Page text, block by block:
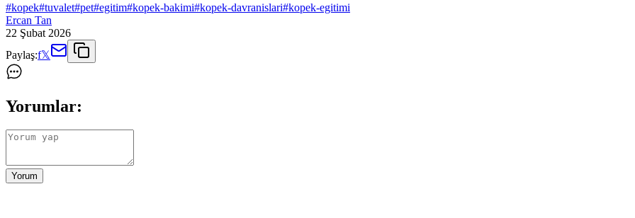
#kopek#tuvalet#pet#egitim#kopek-bakimi#kopek-davranislari#kopek-egitimi
Ercan Tan
22 Şubat 2026
Paylaş:f𝕏
Yorumlar:
Yorum